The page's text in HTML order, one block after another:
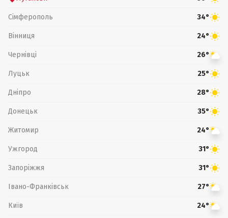
Сімферополь 34°
Вінниця 24°
Чернівці 26°
Луцьк 25°
Дніпро 28°
Донецьк 35°
Житомир 24°
Ужгород 31°
Запоріжжя 31°
Івано-Франківськ 27°
Київ 24°